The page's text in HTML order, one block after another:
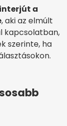
a
, aki az elmúlt
kapcsolatban,
szerinte, ha